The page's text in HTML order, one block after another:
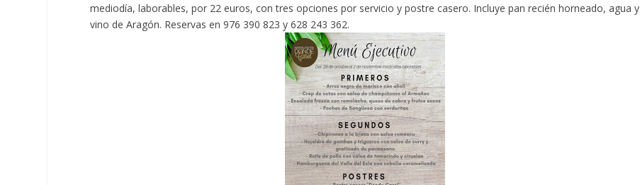
mediodía, laborables, por 22 euros, con tres opciones por servicio y postre casero. Incluye pan recién horneado, agua y
vino de Aragón. Reservas en 976 390 823 y 628 243 362.